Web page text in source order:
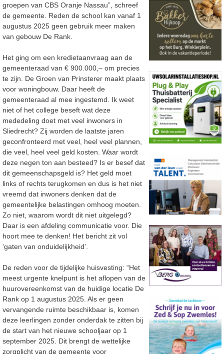
groepen van CBS Oranje Nassau”, schreef
de gemeente. Reden de school kan vanaf 1
augustus 2025 geen gebruik meer maken
van gebouw De Rank.
Het ging om een kredietaanvraag aan de
gemeenteraad van € 900.000,– om precies
te zijn. De Groen van Prinsterer maakt plaats
voor woningbouw. Daar heeft de
gemeenteraad al mee ingestemd. Ik weet
niet of het college beseft wat deze
mededeling doet met veel inwoners in
Sliedrecht? Zij worden de laatste jaren
geconfronteerd met veel, heel veel plannen,
die veel, heel veel geld kosten. Waar wordt
deze negen ton aan besteed? Is er besef dat
dit gemeenschapsgeld is? Het geld moet
links of rechts terugkomen en dus is het niet
vreemd dat inwoners denken dat de
gemeentelijke belastingen omhoog moeten.
Zo niet, waarom wordt dit niet uitgelegd?
Daar is een afdeling communicatie voor. Die
hoort mee te denken! Het bericht zit vol
‘gaten van onduidelijkheid’.
De reden voor de tijdelijke huisvesting: “Het
meest urgente knelpunt is het aflopen van de
huurovereenkomst van de huidige locatie De
Rank op 1 augustus 2025. Als er geen
vervangende ruimte beschikbaar is, komen
deze leerlingen zonder onderdak te zitten bij
de start van het nieuwe schooljaar op 1
september 2025. Dit brengt de wettelijke
zorgplicht van de gemeente voor